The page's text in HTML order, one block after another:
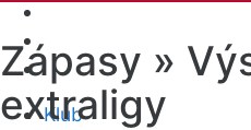
Klub
Zápasy »
extraligy